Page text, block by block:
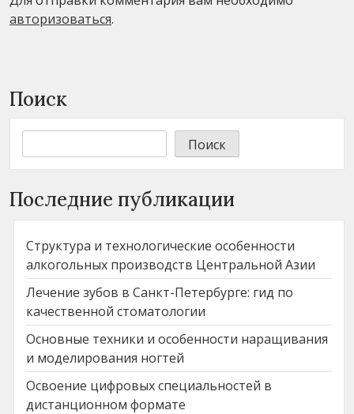
авторизоваться.
Поиск
Поиск
Последние публикации
Структура и технологические особенности
алкогольных производств Центральной Азии
Лечение зубов в Санкт-Петербурге: гид по
качественной стоматологии
Основные техники и особенности наращивания
и моделирования ногтей
Освоение цифровых специальностей в
дистанционном формате